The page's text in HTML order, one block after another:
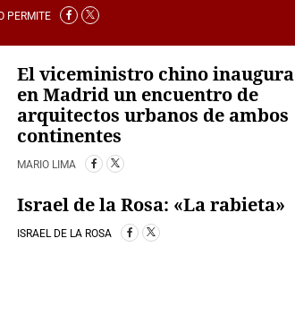
PERMITE
El viceministro chino inaugura
en Madrid un encuentro de
arquitectos urbanos de ambos
continentes
MARIO LIMA
Israel de la Rosa: «La rabieta»
ISRAEL DE LA ROSA